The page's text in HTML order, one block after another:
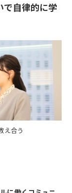
で自律的に学
え合う